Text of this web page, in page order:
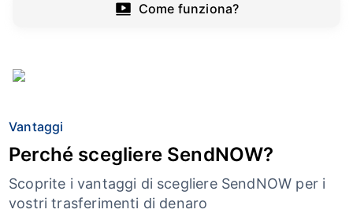
Come funziona?
Vantaggi
Perché scegliere SendNOW?
Scoprite i vantaggi di scegliere SendNOW per i
vostri trasferimenti di denaro